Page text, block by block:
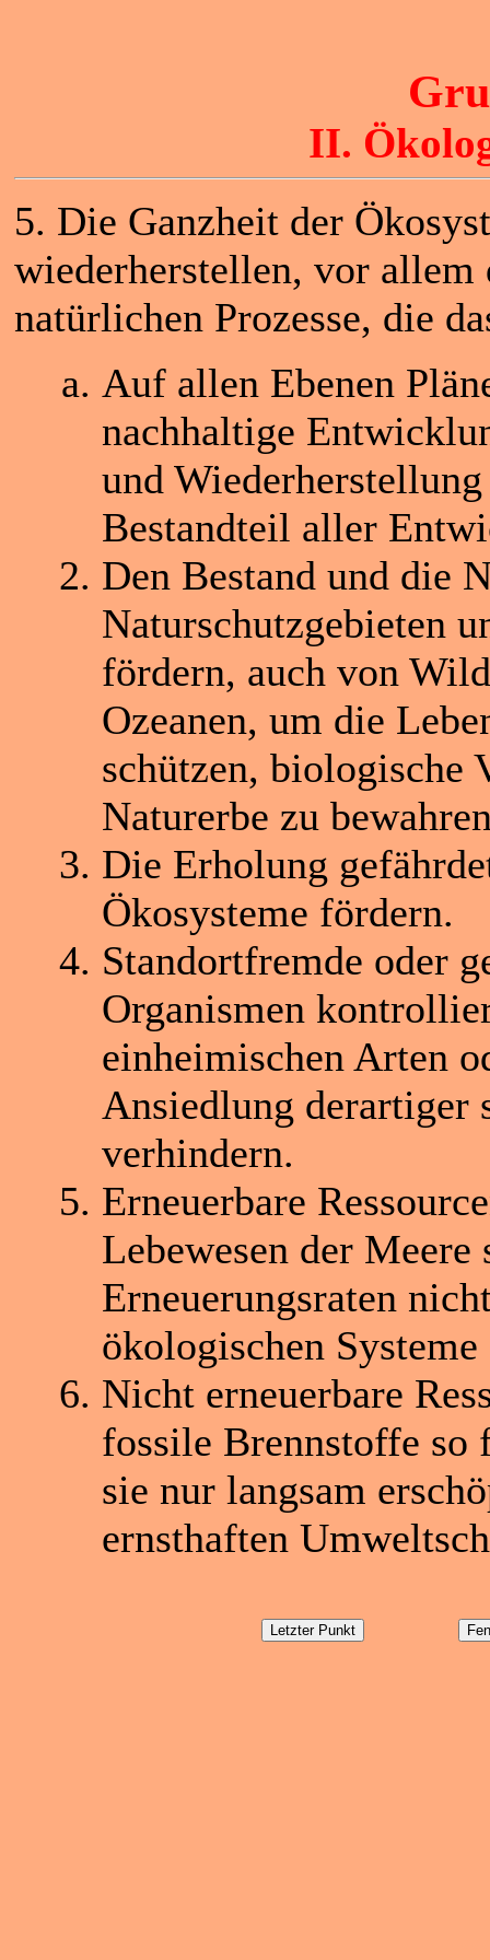
II.
5. Die Ganzheit der
wiederherstellen, vor
natürlichen Prozesse, die
Auf allen Ebenen
nachhaltige
und
Bestandteil aller
Den Bestand und die
Naturschutzgebieten
fördern, auch von
Ozeanen, um die
schützen, biologische
Naturerbe zu
Die Erholung
Ökosysteme fördern.
Standortfremde oder
Organismen
einheimischen Arten
Ansiedlung derartiger
verhindern.
Erneuerbare
Lebewesen der Meere
Erneuerungsraten
ökologischen
Nicht erneuerbare
fossile Brennstoffe so
sie nur langsam
ernsthaften